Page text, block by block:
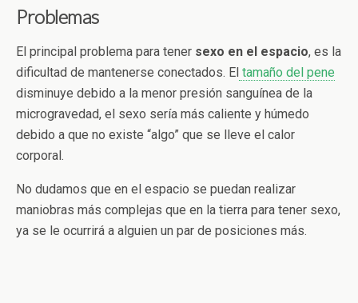
Problemas
El principal problema para tener sexo en el espacio, es la
dificultad de mantenerse conectados. El tamaño del pene
disminuye debido a la menor presión sanguínea de la
microgravedad, el sexo sería más caliente y húmedo
debido a que no existe “algo” que se lleve el calor
corporal.
No dudamos que en el espacio se puedan realizar
maniobras más complejas que en la tierra para tener sexo,
ya se le ocurrirá a alguien un par de posiciones más.